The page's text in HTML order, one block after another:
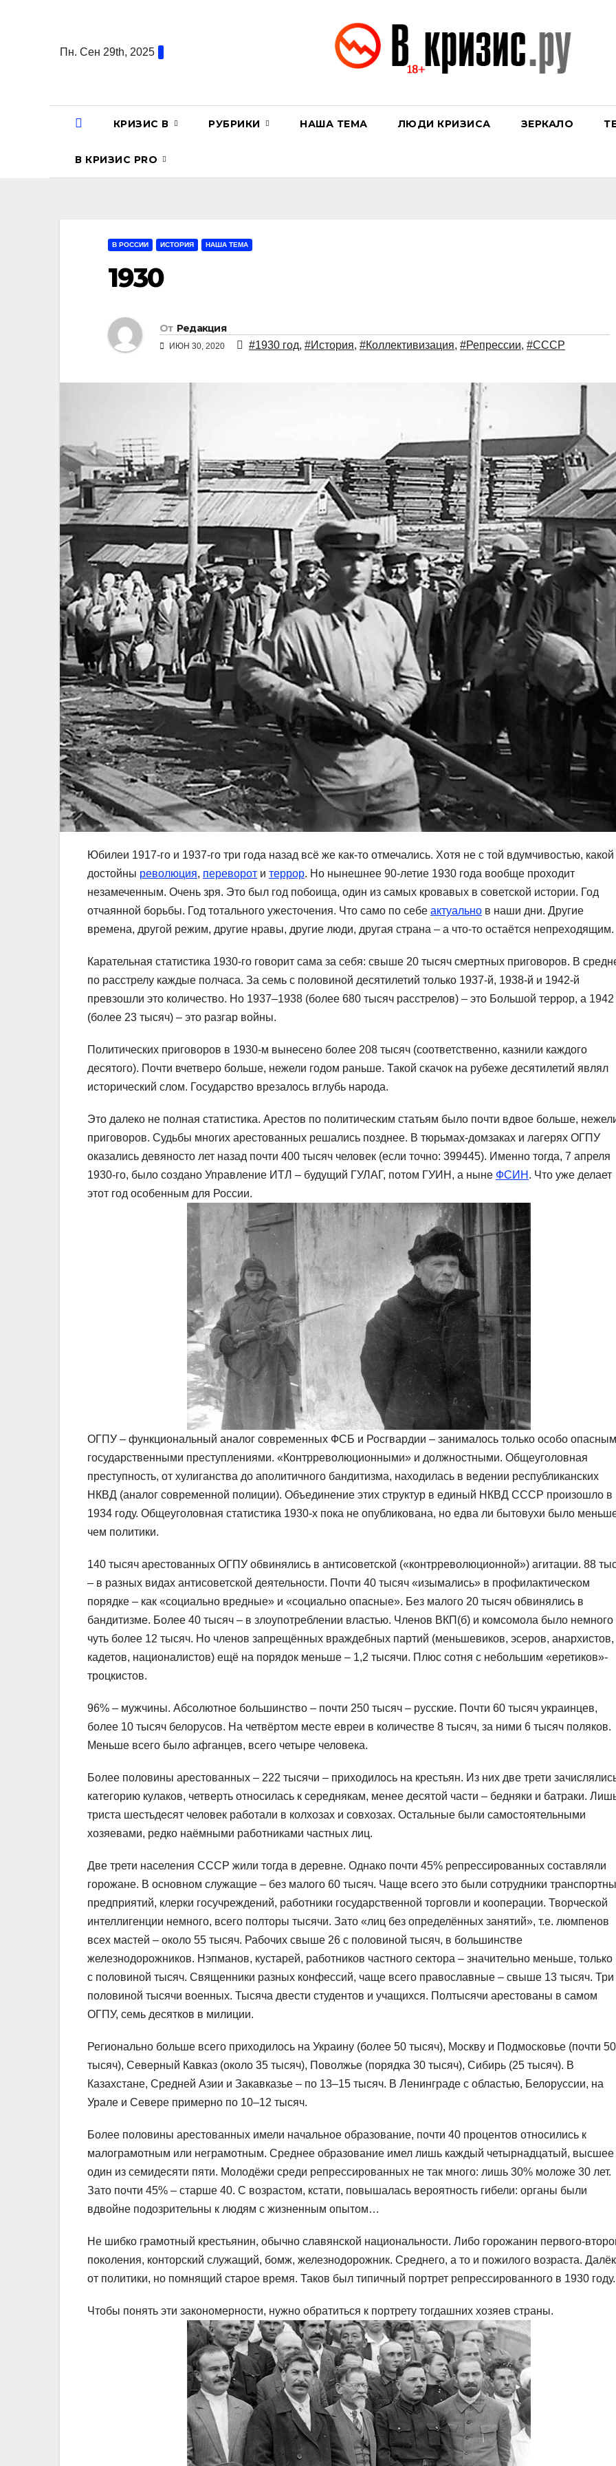
содержаниюПн. Сен 29th, 2025
КРИЗИС В РУБРИКИ НАША ТЕМА ЛЮДИ КРИЗИСА ЗЕРКАЛО
В КРИЗИС PRO
В РОССИИ ИСТОРИЯ НАША ТЕМА
1930
От Редакция
ИЮН 30, 2020 #1930 год, #История, #Коллективизация, #Репрессии, #СССР
Юбилеи 1917-го и 1937-го три года назад всё же как-то отмечались. Хотя не с той вдумчивостью, какой
достойны революция, переворот и террор. Но нынешнее 90-летие 1930 года вообще проходит
незамеченным. Очень зря. Это был год побоища, один из самых кровавых в советской истории. Год
отчаянной борьбы. Год тотального ужесточения. Что само по себе актуально в наши дни. Другие
времена, другой режим, другие нравы, другие люди, другая страна – а что-то остаётся непреходящим.
Карательная статистика 1930-го говорит сама за себя: свыше 20 тысяч смертных приговоров. В
по расстрелу каждые полчаса. За семь с половиной десятилетий только 1937-й, 1938-й и 1942-й
превзошли это количество. Но 1937–1938 (более 680 тысяч расстрелов) – это Большой террор, а 1942
(более 23 тысяч) – это разгар войны.
Политических приговоров в 1930-м вынесено более 208 тысяч (соответственно, казнили каждого
десятого). Почти вчетверо больше, нежели годом раньше. Такой скачок на рубеже десятилетий являл
исторический слом. Государство врезалось вглубь народа.
Это далеко не полная статистика. Арестов по политическим статьям было почти вдвое больше,
приговоров. Судьбы многих арестованных решались позднее. В тюрьмах-домзаках и лагерях ОГПУ
оказались девяносто лет назад почти 400 тысяч человек (если точно: 399445). Именно тогда, 7 апреля
1930-го, было создано Управление ИТЛ – будущий ГУЛАГ, потом ГУИН, а ныне ФСИН . Что уже делает
этот год особенным для России.
ОГПУ – функциональный аналог современных ФСБ и Росгвардии – занималось только особо
государственными преступлениями. «Контрреволюционными» и должностными. Общеуголовная
преступность, от хулиганства до аполитичного бандитизма, находилась в ведении республиканских
НКВД (аналог современной полиции). Объединение этих структур в единый НКВД СССР произошло в
1934 году. Общеуголовная статистика 1930-х пока не опубликована, но едва ли бытовухи было
чем политики.
140 тысяч арестованных ОГПУ обвинялись в антисоветской («контрреволюционной») агитации. 88
– в разных видах антисоветской деятельности. Почти 40 тысяч «изымались» в профилактическом
порядке – как «социально вредные» и «социально опасные». Без малого 20 тысяч обвинялись в
бандитизме. Более 40 тысяч – в злоупотреблении властью. Членов ВКП(б) и комсомола было немного
чуть более 12 тысяч. Но членов запрещённых враждебных партий (меньшевиков, эсеров, анархистов,
кадетов, националистов) ещё на порядок меньше – 1,2 тысячи. Плюс сотня с небольшим «еретиков»-
троцкистов.
96% – мужчины. Абсолютное большинство – почти 250 тысяч – русские. Почти 60 тысяч украинцев,
более 10 тысяч белорусов. На четвёртом месте евреи в количестве 8 тысяч, за ними 6 тысяч поляков.
Меньше всего было афганцев, всего четыре человека.
Более половины арестованных – 222 тысячи – приходилось на крестьян. Из них две трети
категорию кулаков, четверть относилась к середнякам, менее десятой части – бедняки и батраки.
триста шестьдесят человек работали в колхозах и совхозах. Остальные были самостоятельными
хозяевами, редко наёмными работниками частных лиц.
Две трети населения СССР жили тогда в деревне. Однако почти 45% репрессированных составляли
горожане. В основном служащие – без малого 60 тысяч. Чаще всего это были сотрудники
предприятий, клерки госучреждений, работники государственной торговли и кооперации. Творческой
интеллигенции немного, всего полторы тысячи. Зато «лиц без определённых занятий», т.е. люмпенов
всех мастей – около 55 тысяч. Рабочих свыше 26 с половиной тысяч, в большинстве
железнодорожников. Нэпманов, кустарей, работников частного сектора – значительно меньше, только
с половиной тысяч. Священники разных конфессий, чаще всего православные – свыше 13 тысяч. Три
половиной тысячи военных. Тысяча двести студентов и учащихся. Полтысячи арестованы в самом
ОГПУ, семь десятков в милиции.
Регионально больше всего приходилось на Украину (более 50 тысяч), Москву и Подмосковье (почти 50
тысяч), Северный Кавказ (около 35 тысяч), Поволжье (порядка 30 тысяч), Сибирь (25 тысяч). В
Казахстане, Средней Азии и Закавказье – по 13–15 тысяч. В Ленинграде с областью, Белоруссии, на
Урале и Севере примерно по 10–12 тысяч.
Более половины арестованных имели начальное образование, почти 40 процентов относились к
малограмотным или неграмотным. Среднее образование имел лишь каждый четырнадцатый, высшее
один из семидесяти пяти. Молодёжи среди репрессированных не так много: лишь 30% моложе 30 лет.
Зато почти 45% – старше 40. С возрастом, кстати, повышалась вероятность гибели: органы были
вдвойне подозрительны к людям с жизненным опытом…
Не шибко грамотный крестьянин, обычно славянской национальности. Либо горожанин первого-
поколения, конторский служащий, бомж, железнодорожник. Среднего, а то и пожилого возраста.
от политики, но помнящий старое время. Таков был типичный портрет репрессированного в 1930 году.
Чтобы понять эти закономерности, нужно обратиться к портрету тогдашних хозяев страны.